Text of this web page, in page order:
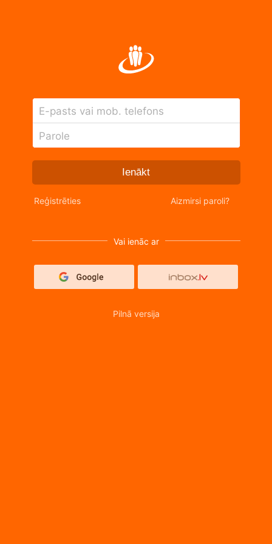
E-pasts vai mob. telefons
Parole
Ienākt
Reģistrēties Aizmirsi paroli?
Vai ienāc ar
Pilnā versija